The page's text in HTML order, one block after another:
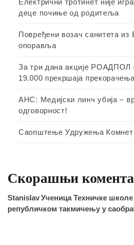
деце почиње од родитеља
Повређени возач санитета
опоравља
За три дана акције РОАДПОЛ
19.000 прекршаја
АНС: Медијски линч убија –
одговорност!
Саопштење Удружења Комнет
Скорашњи
StanislavУченица Техничке школе
републичком такмичењу у